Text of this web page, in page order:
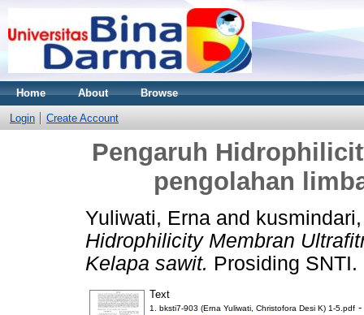
Home About Browse
Login Create Account
Pengaruh
pengolahan
Yuliwati, Erna and
Hidrophilicity Membran
Kelapa sawit. Prosiding SNTI.
Text
1. bksti7-903 (Erna Yuliwati, Christofora Desi K) 1-5.pdf -